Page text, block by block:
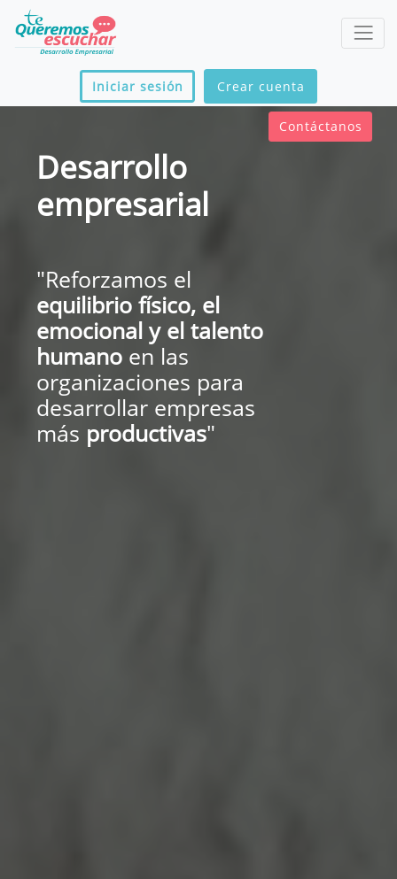
Iniciar sesión Crear cuenta
Contáctanos
Desarrollo
empresarial
"Reforzamos el
equilibrio físico, el
emocional y el talento
humano en las
organizaciones para
desarrollar empresas
más productivas"